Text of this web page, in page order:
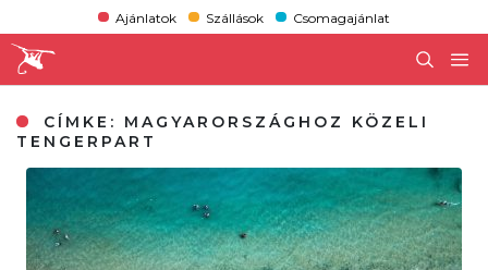
Ajánlatok Szállások Csomagajánlat
CÍMKE: MAGYARORSZÁGHOZ KÖZELI
TENGERPART